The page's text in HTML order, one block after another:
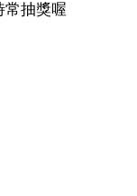
常抽獎喔